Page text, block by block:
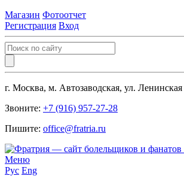
Магазин Фотоотчет
Регистрация Вход
г. Москва, м. Автозаводская, ул.
Звоните: +7 (916) 957-27-28
Пишите: office@fratria.ru
Меню
Рус Eng